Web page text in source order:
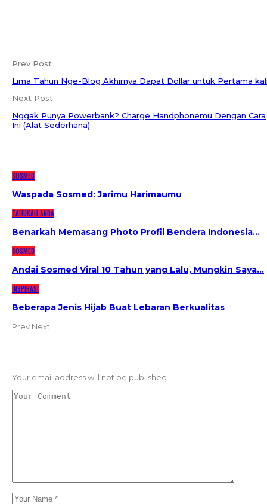
Prev Post
Lima Tahun Nge-Blog Akhirnya Dapat Dollar untuk Pertama
Next Post
Nggak Punya Powerbank? Charge Handphonemu Dengan Cara
Ini (Alat Sederhana)
SOSMED
Waspada Sosmed: Jarimu Harimaumu
TAHUKAH ANDA
Benarkah Memasang Photo Profil Bendera Indonesia…
SOSMED
Andai Sosmed Viral 10 Tahun yang Lalu, Mungkin Saya…
INSPIRASI
Beberapa Jenis Hijab Buat Lebaran Berkualitas
Prev Next
Your email address will not be published.